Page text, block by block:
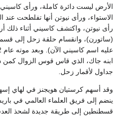
الأرض ليست دائرة كاملة، ورأى
الاستواء، ورأى نيوتن أنها تفلطحت عند
رأى نيوتن، واكتشف كاسيني أثناء ذلك
(ساتورن)، وانقسام حلقة زحل إلى
ابنه جاك، الذي قاس قوس الزوال كمن
جداول لأقمار زحل.
وقد أسهم كرستيان هويجنز في لهاي
ينضم إلى فريق العلماء العالمي في
قسطنطين إلى طريقة جديدة لشحذ